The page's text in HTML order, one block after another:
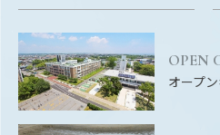
〒514-8507
Facebook
OPEN
オープ